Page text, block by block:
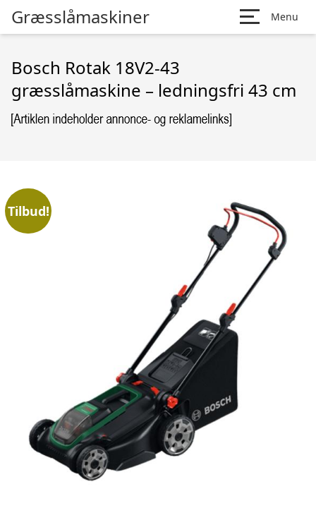
Græsslåmaskiner Menu
Bosch Rotak 18V2-43
græsslåmaskine – ledningsfri 43 cm
Tilbud!